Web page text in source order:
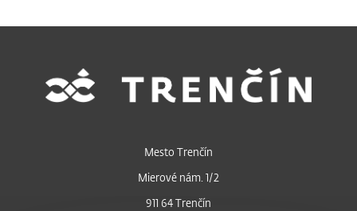
Mesto Trenčín
Mierové nám. 1/2
911 64 Trenčín